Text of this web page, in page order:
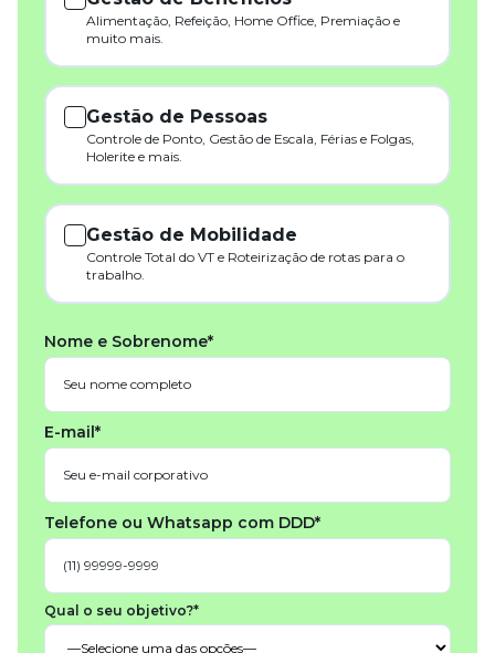
Alimentação, Refeição, Home Office, Premiação e
muito mais.
Gestão de Pessoas
Controle de Ponto, Gestão de Escala, Férias e Folgas,
Holerite e mais.
Gestão de Mobilidade
Controle Total do VT e Roteirização de rotas para o
trabalho.
Nome e Sobrenome*
E-mail*
Telefone ou Whatsapp com DDD*
Qual o seu objetivo?*